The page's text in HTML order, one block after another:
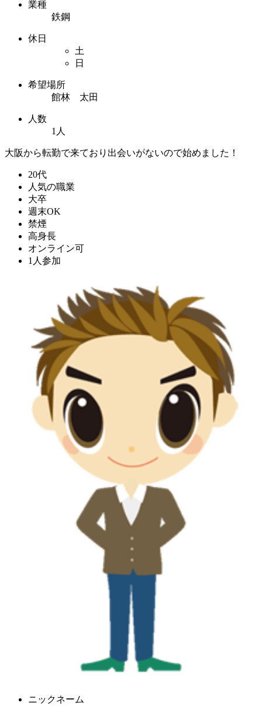
業種
鉄鋼
休日
土
日
希望場所
館林 太田
人数
1人
大阪から転勤で来ており出会いがないので始めました！
20代
人気の職業
大卒
週末OK
禁煙
高身長
オンライン可
1人参加
ニックネーム